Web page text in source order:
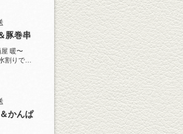
豚巻串
暖〜
割りで夏
かんぱ